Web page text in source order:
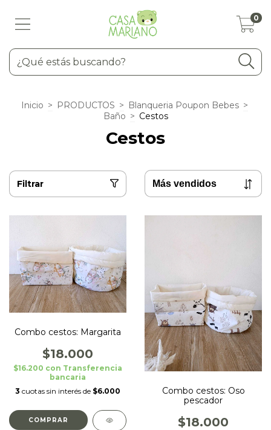
0
Inicio > PRODUCTOS > Blanqueria Poupon Bebes >
Baño > Cestos
Cestos
Filtrar
Combo cestos: Margarita
$18.000
$16.200 con Transferencia
bancaria
3 cuotas sin interés de $6.000
Combo cestos: Oso
pescador
$18.000